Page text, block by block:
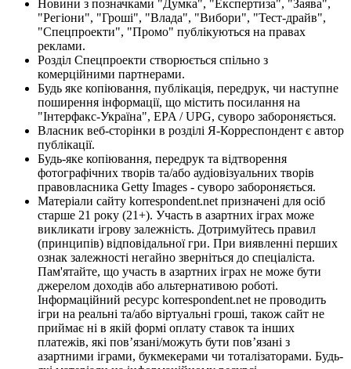
Новини з позначками "Думка", "Експертиза", "Заява",
"Регіони", "Гроші", "Влада", "Вибори", "Тест-драйв",
"Спецпроекти", "Промо" публікуються на правах
реклами.
Розділ Спецпроекти створюється спільно з
комерційними партнерами.
Будь яке копіювання, публікація, передрук, чи наступне
поширення інформації, що містить посилання на
"Інтерфакс-Україна", EPA / UPG, суворо забороняється.
Власник веб-сторінки в розділі Я-Корреспондент є автор
публікації.
Будь-яке копіювання, передрук та відтворення
фотографічних творів та/або аудіовізуальних творів
правовласника Getty Images - суворо забороняється.
Матеріали сайту korrespondent.net призначені для осіб
старше 21 року (21+). Участь в азартних іграх може
викликати ігрову залежність. Дотримуйтесь правил
(принципів) відповідальної гри. При виявленні перших
ознак залежності негайно зверніться до спеціаліста.
Пам'ятайте, що участь в азартних іграх не може бути
джерелом доходів або альтернативою роботі.
Інформаційний ресурс korrespondent.net не проводить
ігри на реальні та/або віртуальні гроші, також сайт не
приймає ні в якій формі оплату ставок та інших
платежів, які пов’язані/можуть бути пов’язані з
азартними іграми, букмекерами чи тоталізаторами. Будь-